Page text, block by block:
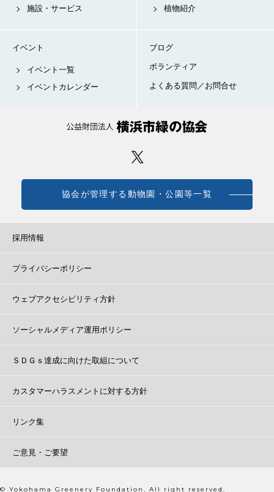
施設・サービス
植物紹介
イベント
イベント一覧
イベントカレンダー
ブログ
ボランティア
よくある質問／お問合せ
協会が管理する動物園・公園等一覧
採用情報
プライバシーポリシー
ウェブアクセシビリティ方針
ソーシャルメディア運用ポリシー
ＳＤＧｓ達成に向けた取組について
カスタマーハラスメントに対する方針
リンク集
ご意見・ご要望
© Yokohama Greenery Foundation. All right reserved.